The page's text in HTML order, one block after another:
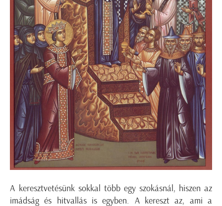
A keresztvetésünk sokkal több egy szokásnál, hiszen az
imádság és hitvallás is egyben. A kereszt az, ami a